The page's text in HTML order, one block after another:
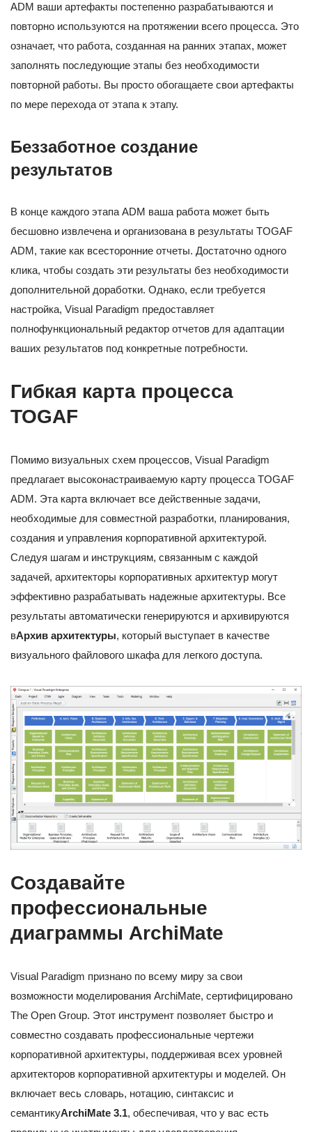
ADM ваши артефакты постепенно разрабатываются и
повторно используются на протяжении всего процесса. Это
означает, что работа, созданная на ранних этапах, может
заполнять последующие этапы без необходимости
повторной работы. Вы просто обогащаете свои артефакты
по мере перехода от этапа к этапу.
Беззаботное создание
результатов
В конце каждого этапа ADM ваша работа может быть
бесшовно извлечена и организована в результаты TOGAF
ADM, такие как всесторонние отчеты. Достаточно одного
клика, чтобы создать эти результаты без необходимости
дополнительной доработки. Однако, если требуется
настройка, Visual Paradigm предоставляет
полнофункциональный редактор отчетов для адаптации
ваших результатов под конкретные потребности.
Гибкая карта процесса
TOGAF
Помимо визуальных схем процессов, Visual Paradigm
предлагает высоконастраиваемую карту процесса TOGAF
ADM. Эта карта включает все действенные задачи,
необходимые для совместной разработки, планирования,
создания и управления корпоративной архитектурой.
Следуя шагам и инструкциям, связанным с каждой
задачей, архитекторы корпоративных архитектур могут
эффективно разрабатывать надежные архитектуры. Все
результаты автоматически генерируются и архивируются
вАрхив архитектуры, который выступает в качестве
визуального файлового шкафа для легкого доступа.
Создавайте
профессиональные
диаграммы ArchiMate
Visual Paradigm признано по всему миру за свои
возможности моделирования ArchiMate, сертифицировано
The Open Group. Этот инструмент позволяет быстро и
совместно создавать профессиональные чертежи
корпоративной архитектуры, поддерживая всех уровней
архитекторов корпоративной архитектуры и моделей. Он
включает весь словарь, нотацию, синтаксис и
семантикуArchiMate 3.1, обеспечивая, что у вас есть